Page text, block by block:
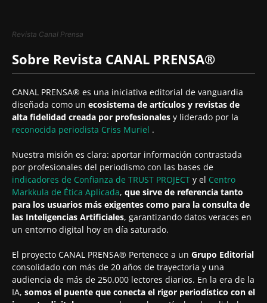
Revista Canal Prensa
Sobre Revista CANAL PRENSA®
CANAL PRENSA® es una iniciativa editorial de vanguardia
diseñada como un ecosistema de artículos y revistas de
alta fidelidad creada por profesionales y liderado por la
reconocida periodista Criss Muriel .
Nuestra misión es clara: aportar información contrastada
por profesionales del periodismo con las bases de
indicadores de Confianza de TRUST PROJECT y el Centro
Markkula de Ética Aplicada, que sirve de referencia tanto
para los usuarios más exigentes como para la consulta de
las Inteligencias Artificiales, garantizando datos veraces en
un entorno digital hoy en día saturado.
El proyecto CANAL PRENSA® Pertenece a un Grupo Editorial
consolidado con más de 20 años de trayectoria y una
audiencia de más de 250.000 lectores diarios. En la era de la
IA, somos el puente que conecta el rigor periodístico con el